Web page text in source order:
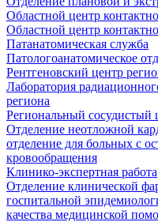
Областной центр
Областной центр
Патанатомическая служба
Патологоанатомическое
Рентгеновский центр
Лаборатория
региона
Региональный сосудистый
Отделение неотложной
отделение для больных с
кровообращения
Клинико-экспертная работа
Отделение клинической
госпитальной
качества медицинской